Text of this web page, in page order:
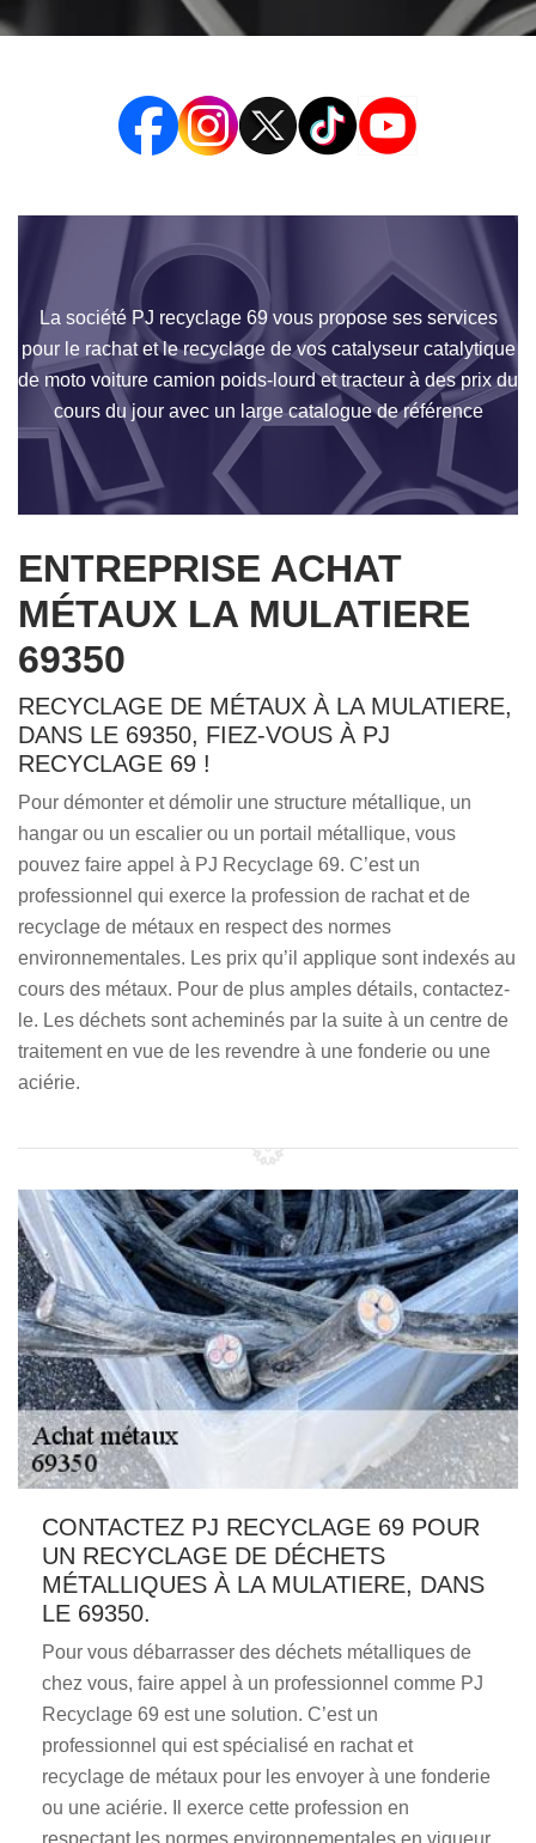
La société PJ recyclage 69 vous propose ses services
pour le rachat et le recyclage de vos catalyseur catalytique
de moto voiture camion poids-lourd et tracteur à des prix du
cours du jour avec un large catalogue de référence
ENTREPRISE ACHAT
MÉTAUX LA MULATIERE
69350
RECYCLAGE DE MÉTAUX À LA MULATIERE,
DANS LE 69350, FIEZ-VOUS À PJ
RECYCLAGE 69 !
Pour démonter et démolir une structure métallique, un
hangar ou un escalier ou un portail métallique, vous
pouvez faire appel à PJ Recyclage 69. C’est un
professionnel qui exerce la profession de rachat et de
recyclage de métaux en respect des normes
environnementales. Les prix qu’il applique sont indexés au
cours des métaux. Pour de plus amples détails, contactez-
le. Les déchets sont acheminés par la suite à un centre de
traitement en vue de les revendre à une fonderie ou une
aciérie.
CONTACTEZ PJ RECYCLAGE 69 POUR
UN RECYCLAGE DE DÉCHETS
MÉTALLIQUES À LA MULATIERE, DANS
LE 69350.
Pour vous débarrasser des déchets métalliques de
chez vous, faire appel à un professionnel comme PJ
Recyclage 69 est une solution. C’est un
professionnel qui est spécialisé en rachat et
recyclage de métaux pour les envoyer à une fonderie
ou une aciérie. Il exerce cette profession en
respectant les normes environnementales en vigueur